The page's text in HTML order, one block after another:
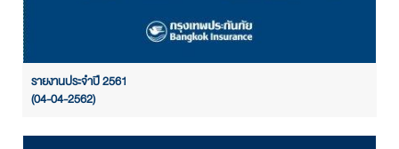
รายงานประจำปี 2561
(04-04-2562)